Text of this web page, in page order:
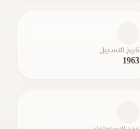
تاريخ التسجيل
1963